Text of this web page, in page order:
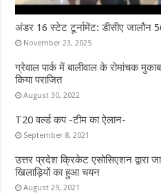
अंडर 16 स्टेट टूर्नामेंट: डीसीए जालौन
November 23, 2025
ग्रेवाल पार्क में बालीवाल के रोमांचक
किया पराजित
August 30, 2022
T20 वर्ल्ड कप -टीम का ऐलान-
September 8, 2021
उत्तर प्रदेश क्रिकेट एसोसिएशन
खिलाड़ियों का हुआ चयन
August 29, 2021